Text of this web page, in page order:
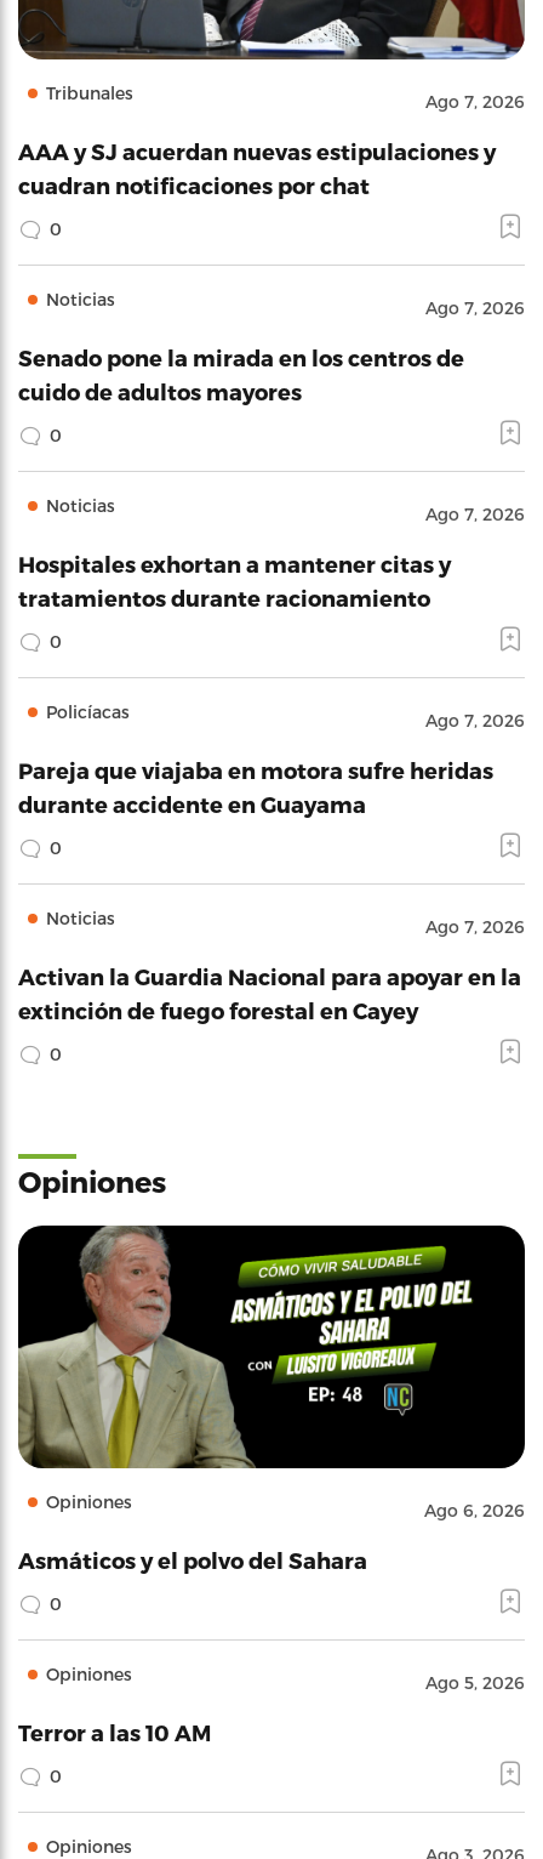
Tribunales Ago 7, 2026
AAA y SJ acuerdan nuevas estipulaciones y
cuadran notificaciones por chat
0
Noticias Ago 7, 2026
Senado pone la mirada en los centros de
cuido de adultos mayores
0
Noticias Ago 7, 2026
Hospitales exhortan a mantener citas y
tratamientos durante racionamiento
0
Policíacas Ago 7, 2026
Pareja que viajaba en motora sufre heridas
durante accidente en Guayama
0
Noticias Ago 7, 2026
Activan la Guardia Nacional para apoyar en la
extinción de fuego forestal en Cayey
0
Opiniones
Opiniones Ago 6, 2026
Asmáticos y el polvo del Sahara
0
Opiniones Ago 5, 2026
Terror a las 10 AM
0
Opiniones Ago 3, 2026